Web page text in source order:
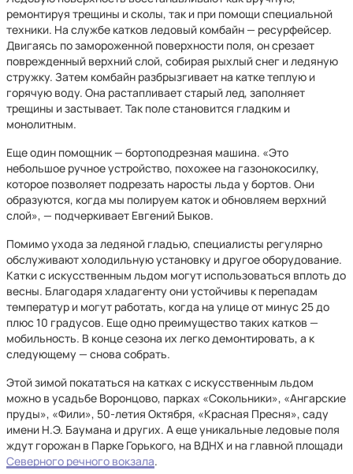
ремонтируя трещины и сколы, так и при помощи специальной
техники. На службе катков ледовый комбайн — ресурфейсер.
Двигаясь по замороженной поверхности поля, он срезает
поврежденный верхний слой, собирая рыхлый снег и ледяную
стружку. Затем комбайн разбрызгивает на катке теплую и
горячую воду. Она растапливает старый лед, заполняет
трещины и застывает. Так поле становится гладким и
монолитным.
Еще один помощник — бортоподрезная машина. «Это
небольшое ручное устройство, похожее на газонокосилку,
которое позволяет подрезать наросты льда у бортов. Они
образуются, когда мы полируем каток и обновляем верхний
слой», — подчеркивает Евгений Быков.
Помимо ухода за ледяной гладью, специалисты регулярно
обслуживают холодильную установку и другое оборудование.
Катки с искусственным льдом могут использоваться вплоть до
весны. Благодаря хладагенту они устойчивы к перепадам
температур и могут работать, когда на улице от минус 25 до
плюс 10 градусов. Еще одно преимущество таких катков —
мобильность. В конце сезона их легко демонтировать, а к
следующему — снова собрать.
Этой зимой покататься на катках с искусственным льдом
можно в усадьбе Воронцово, парках «Сокольники», «Ангарские
пруды», «Фили», 50-летия Октября, «Красная Пресня», саду
имени Н.Э. Баумана и других. А еще уникальные ледовые поля
ждут горожан в Парке Горького, на ВДНХ и на главной площади
Северного речного вокзала.